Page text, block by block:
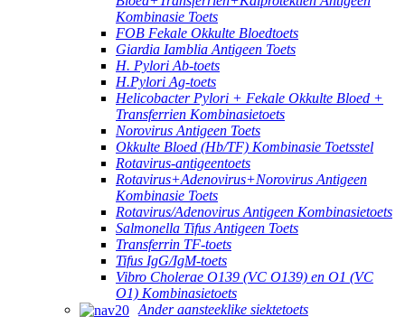
Kombinasie Toets
FOB Fekale Okkulte Bloedtoets
Giardia Iamblia Antigeen Toets
H. Pylori Ab-toets
H.Pylori Ag-toets
Helicobacter Pylori + Fekale Okkulte Bloed +
Transferrien Kombinasietoets
Norovirus Antigeen Toets
Okkulte Bloed (Hb/TF) Kombinasie Toetsstel
Rotavirus-antigeentoets
Rotavirus+Adenovirus+Norovirus Antigeen
Kombinasie Toets
Rotavirus/Adenovirus Antigeen Kombinasietoets
Salmonella Tifus Antigeen Toets
Transferrin TF-toets
Tifus IgG/IgM-toets
Vibro Cholerae O139 (VC O139) en O1 (VC
O1) Kombinasietoets
Ander aansteeklike siektetoets